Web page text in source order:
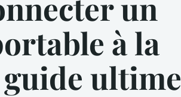
un
à la
ultime